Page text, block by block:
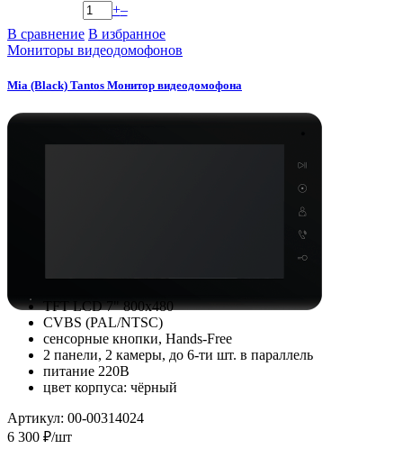
+–
В сравнение В избранное
Мониторы видеодомофонов
Mia (Black) Tantos Монитор видеодомофона
TFT LCD 7" 800x480
CVBS (PAL/NTSC)
сенсорные кнопки, Hands-Free
2 панели, 2 камеры, до 6-ти шт. в параллель
питание 220В
цвет корпуса: чёрный
Артикул: 00-00314024
6 300 ₽/шт